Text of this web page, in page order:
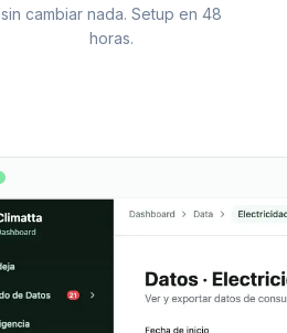
sin cambiar nada. Setup en 48
horas.